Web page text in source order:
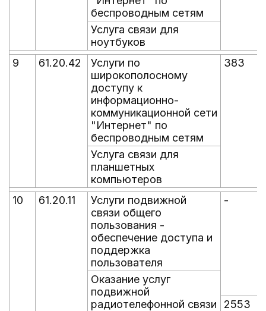
беспроводным сетям
Услуга связи для
ноутбуков
9
61.20.42
Услуги по
широкополосному
доступу к
информационно-
коммуникационной сети
"Интернет" по
беспроводным сетям
383
Услуга связи для
планшетных
компьютеров
10
61.20.11
Услуги подвижной
связи общего
пользования -
обеспечение доступа и
поддержка
пользователя
-
Оказание услуг
подвижной
радиотелефонной связи
2553